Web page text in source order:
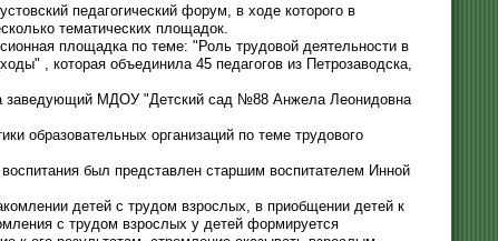
педагогический форум, в ходе которого в
тематических площадок.
площадка по теме: "Роль трудовой деятельности в
, которая объединила 45 педагогов из Петрозаводска,
заведующий МДОУ "Детский сад №88 Анжела Леонидовна
образовательных организаций по теме трудового
был представлен старшим воспитателем Инной
детей с трудом взрослых, в приобщении детей к
с трудом взрослых у детей формируется